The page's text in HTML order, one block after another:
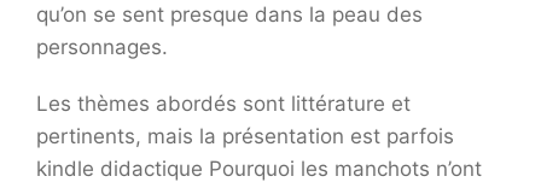
qu’on se sent presque dans la peau des
personnages.
Les thèmes abordés sont littérature et
pertinents, mais la présentation est parfois
kindle didactique Pourquoi les manchots n’ont